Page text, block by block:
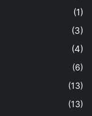
(1)
(3)
(4)
(6)
(13)
(13)